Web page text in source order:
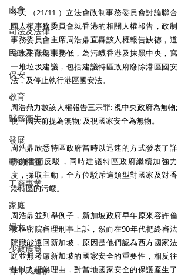
兩會
司法及法律
民政及青年事務
保安
教育
醫務衛生
發展
動物權益
工商專業
家庭
婦女
少數族裔
青年民建聯
今天 （21/11 ）立法會政制事務委員會討論聯合
國人權事務委員會就香港的相關人權報告，政制
事務委員會主席周浩鼎直轟該人權報告缺德，道
德水平低處未見低，為污衊香港及抹黑中央，寫
一堆垃圾建議，包括建議特區政府廢除港區國安
法，及停止執行港區國安法。
周浩鼎力數該人權報告三宗罪: 視中央政府為無物;
視一國大前提為無物; 及視國家安全為無物。
周浩鼎欣悉特區政府當時以迅速的方式發表了詳
盡的書面反駁，同時建議特區政府繼續加強力
度，採取主動，全方位駁斥這類型對國家及對香
港特區的污衊。
周浩鼎並列舉例子，新加坡政府早年原來容許倫
敦樞密院審理刑事上訴，然而在90年代把終審法
院職能遷回新加坡，原因是他們認為西方國家法
庭並無考慮新加坡的國家安全的重要性，相反往
往以人權為理由，對當地國家安全的保護產生了